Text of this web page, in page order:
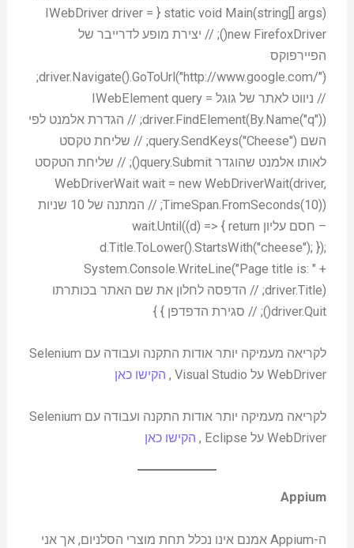
static void Main(string[] args) { IWebDriver driver =
new FirefoxDriver(); // יצירת מופע לדרייבר של
הפיירפוקס
driver.Navigate().GoToUrl("http://www.google.com/");
// ניווט לאתר של גוגל IWebElement query =
driver.FindElement(By.Name("q")); // הגדרת אלמנט לפי
השם query.SendKeys("Cheese"); // שליחת טקסט
לאותו אלמנט שהוגדר query.Submit(); // שליחת הטקסט
WebDriverWait wait = new WebDriverWait(driver,
TimeSpan.FromSeconds(10)); // המתנה של 10 שניות
– חסם עליון wait.Until((d) => { return
d.Title.ToLower().StartsWith("cheese"); });
System.Console.WriteLine("Page title is: " +
driver.Title); // הדפסה לחלון את שם האתר בכותרתו
driver.Quit(); // סגירת הדפדפן } }
לקריאה מעמיקה יותר אודות התקנה ועבודה עם Selenium
WebDriver על Visual Studio ,
הקישו כאן
לקריאה מעמיקה יותר אודות התקנה ועבודה עם Selenium
WebDriver על Eclipse ,
הקישו כאן
Appium
ה-Appium אמנם אינו נכלל תחת מוצרי הסלניום, אך אני